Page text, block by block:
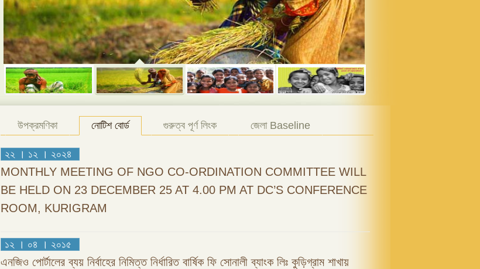
উপক্রমণিকা নোটিশ বোর্ড গুরুত্ব পূর্ণ লিংক জেলা Baseline
২২ । ১২ । ২০২৪
MONTHLY MEETING OF NGO CO-ORDINATION COMMITTEE WILL
BE HELD ON 23 DECEMBER 25 AT 4.00 PM AT DC’S CONFERENCE
ROOM, KURIGRAM
১২ । ০৪ । ২০১৫
এনজিও পোর্টালের ব্যয় নির্বাহের নিমিত্ত নির্ধারিত বার্ষিক ফি সোনালী ব্যাংক লিঃ কুড়িগ্রাম শাখায়